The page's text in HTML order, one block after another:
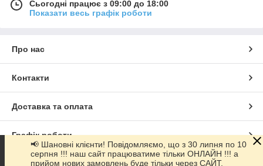
Сьогодні працює з 09:00 до 18:00
Показати весь графік роботи
Про нас
Контакти
Доставка та оплата
Графік роботи
Повна версія сайту
📢 Шановні клієнти! Повідомляємо, що з 30 липня по 10
серпня !!! наш сайт працюватиме тільки ОНЛАЙН !!! а
прийом нових замовлень буде тільки через САЙТ.